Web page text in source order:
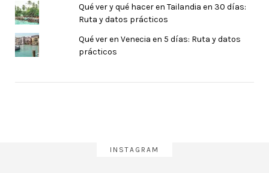
Qué ver y qué hacer en Tailandia en 30 días:
Ruta y datos prácticos
Qué ver en Venecia en 5 días: Ruta y datos
prácticos
INSTAGRAM